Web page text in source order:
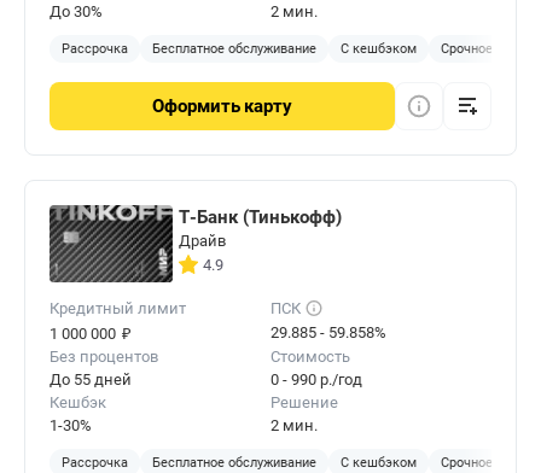
До 30%
2 мин.
Рассрочка Бесплатное обслуживание С кешбэком Срочное
Оформить карту
Т-Банк (Тинькофф)
Драйв
4.9
Кредитный лимит
1 000 000 ₽
ПСК
29.885 - 59.858%
Без процентов
До 55 дней
Стоимость
0 - 990 р./год
Кешбэк
1-30%
Решение
2 мин.
Рассрочка Бесплатное обслуживание С кешбэком Срочное